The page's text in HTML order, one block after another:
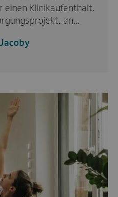
einen Klinikaufenthalt.
an…